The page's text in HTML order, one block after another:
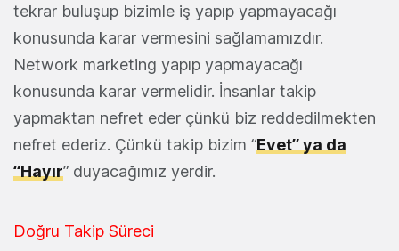
tekrar buluşup bizimle iş yapıp yapmayacağı
konusunda karar vermesini sağlamamızdır.
Network marketing yapıp yapmayacağı
konusunda karar vermelidir. İnsanlar takip
yapmaktan nefret eder çünkü biz reddedilmekten
nefret ederiz. Çünkü takip bizim “Evet” ya da
“Hayır” duyacağımız yerdir.
Doğru Takip Süreci